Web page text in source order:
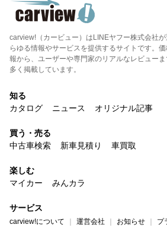
carview!（カービュー）はLINEヤフー株式会社
らゆる情報やサービスを提供するサイトです。
報から、ユーザーや専門家のリアルなレビュー
多く掲載しています。
知る
カタログ
ニュース オリジナル記事
買う・売る
中古車検索
新車見積り 車買取
楽しむ
マイカー
みんカラ
サービス
carview!について 運営会社 お知らせ
プ